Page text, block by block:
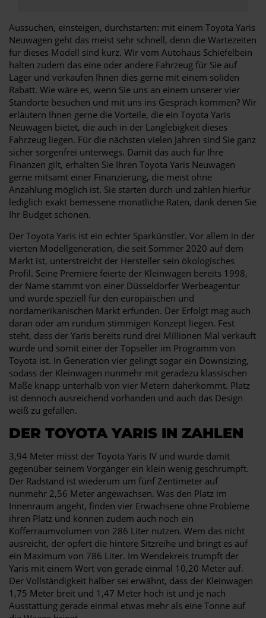
Aussuchen, einsteigen, durchstarten: mit einem Toyota Yaris
Neuwagen geht das meist sehr schnell, denn die Wartezeiten
für dieses Modell sind kurz. Wir vom Autohaus Schiefelbein
halten zudem das eine oder andere Fahrzeug für Sie auf
Lager und verkaufen Ihnen dies gerne mit einem soliden
Rabatt. Wie wäre es, wenn Sie uns an einem unserer vier
Standorte besuchen und mit uns ins Gespräch kommen? Wir
erläutern Ihnen gerne die Vorteile, die ein Toyota Yaris
Neuwagen bietet, die auch in der Langlebigkeit dieses
Fahrzeug liegen. Für die nächsten vielen Jahren sind Sie ganz
sicher sorgenfrei unterwegs. Damit das auch für Ihre
Finanzen gilt, erhalten Sie Ihren Toyota Yaris Neuwagen
gerne mitsamt einer Finanzierung, die meist ohne
Anzahlung möglich ist. Sie starten durch und zahlen hierfür
lediglich exakt bemessene monatliche Raten, dank denen Sie
Ihr Budget schonen.
Der Toyota Yaris ist ein echter Sparkünstler. Vor allem in der
vierten Modellgeneration, die seit Sommer 2020 auf dem
Markt ist, unterstreicht der Hersteller sein ökologisches
Profil. Seine Premiere feierte der Kleinwagen bereits 1998,
der Name stammt von einer Düsseldorfer Werbeagentur
und wurde speziell für den europäischen und
nordamerikanischen Markt erfunden. Der Erfolgt mag auch
daran oder am rundum stimmigen Konzept liegen. Fest
steht, dass der Yaris bereits rund drei Millionen Mal verkauft
wurde und somit einer der Topseller im Programm von
Toyota ist. In Generation vier gelingt sogar ein Downsizing,
sodass der Kleinwagen nunmehr mit geradezu klassischen
Maße knapp unterhalb von vier Metern daherkommt. Platz
ist dennoch ausreichend vorhanden und auch das Design
weiß zu gefallen.
DER TOYOTA YARIS IN ZAHLEN
3,94 Meter misst der Toyota Yaris IV und wurde damit
gegenüber seinem Vorgänger ein klein wenig geschrumpft.
Der Radstand ist wiederum um fünf Zentimeter auf
nunmehr 2,56 Meter angewachsen. Was den Platz im
Innenraum angeht, finden vier Erwachsene ohne Probleme
ihren Platz und können zudem auch noch ein
Kofferraumvolumen von 286 Liter nutzen. Wem das nicht
ausreicht, der opfert die hintere Sitzreihe und bringt es auf
ein Maximum von 786 Liter. Im Wendekreis trumpft der
Yaris mit einem Wert von gerade einmal 10,20 Meter auf.
Der Vollständigkeit halber sei erwähnt, dass der Kleinwagen
1,75 Meter breit und 1,47 Meter hoch ist und je nach
Ausstattung gerade einmal etwas mehr als eine Tonne auf